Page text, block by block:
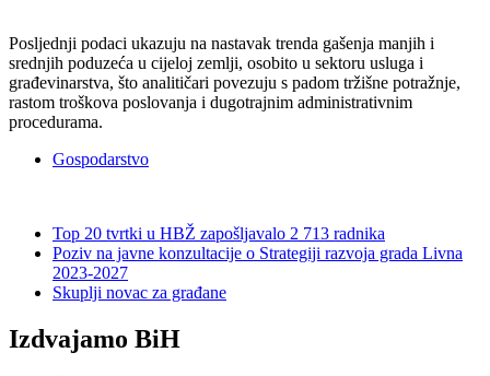
Posljednji podaci ukazuju na nastavak trenda gašenja manjih i
srednjih poduzeća u cijeloj zemlji, osobito u sektoru usluga i
građevinarstva, što analitičari povezuju s padom tržišne potražnje,
rastom troškova poslovanja i dugotrajnim administrativnim
procedurama.
Gospodarstvo
Top 20 tvrtki u HBŽ zapošljavalo 2 713 radnika
Poziv na javne konzultacije o Strategiji razvoja grada Livna
2023-2027
Skuplji novac za građane
Izdvajamo BiH